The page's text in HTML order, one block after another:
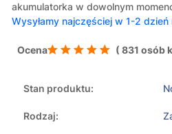
akumulatorka w dowolnym
Wysyłamy najczęściej w 1-2 dzień
Ocena ( 831 osób
Stan produktu:
Rodzaj: